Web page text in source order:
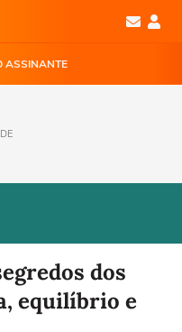
ASSINANTE
dos
equilíbrio e